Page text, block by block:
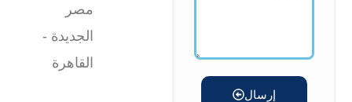
إرسال
مصر
الجديدة -
القاهرة